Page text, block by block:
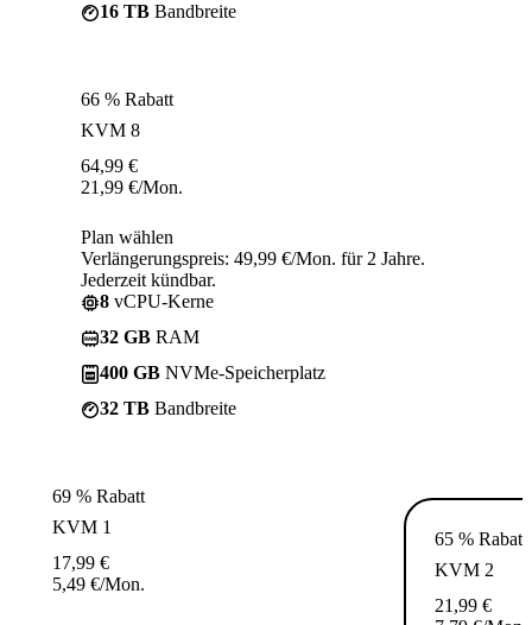
16 TB Bandbreite
66 % Rabatt
KVM 8
64,99 €
21,99 €/Mon.
Plan wählen
Verlängerungspreis: 49,99 €/Mon. für 2 Jahre.
Jederzeit kündbar.
8 vCPU-Kerne
32 GB RAM
400 GB NVMe-Speicherplatz
32 TB Bandbreite
69 % Rabatt
KVM 1
17,99 €
5,49 €/Mon.
65 % Rabatt
KVM 2
21,99 €